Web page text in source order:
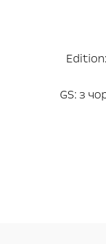
GS: з